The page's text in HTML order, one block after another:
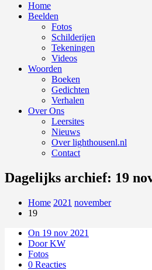
Home
Beelden
Fotos
Schilderijen
Tekeningen
Videos
Woorden
Boeken
Gedichten
Verhalen
Over Ons
Leersites
Nieuws
Over lighthousenl.nl
Contact
Dagelijks archief: 19
Home 2021 november
19
On 19 nov 2021
Door KW
Fotos
0 Reacties